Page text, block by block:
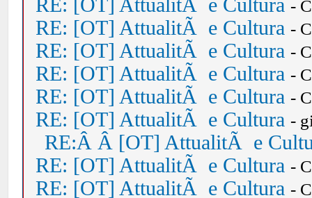
RE: [OT] AttualitÃ e Cultura -
RE: [OT] AttualitÃ e Cultura -
RE: [OT] AttualitÃ e Cultura -
RE: [OT] AttualitÃ e Cultura -
RE: [OT] AttualitÃ e Cultura -
RE: [OT] AttualitÃ e Cultura -
RE:Â Â [OT] AttualitÃ e
RE: [OT] AttualitÃ e Cultura -
RE: [OT] AttualitÃ e Cultura -